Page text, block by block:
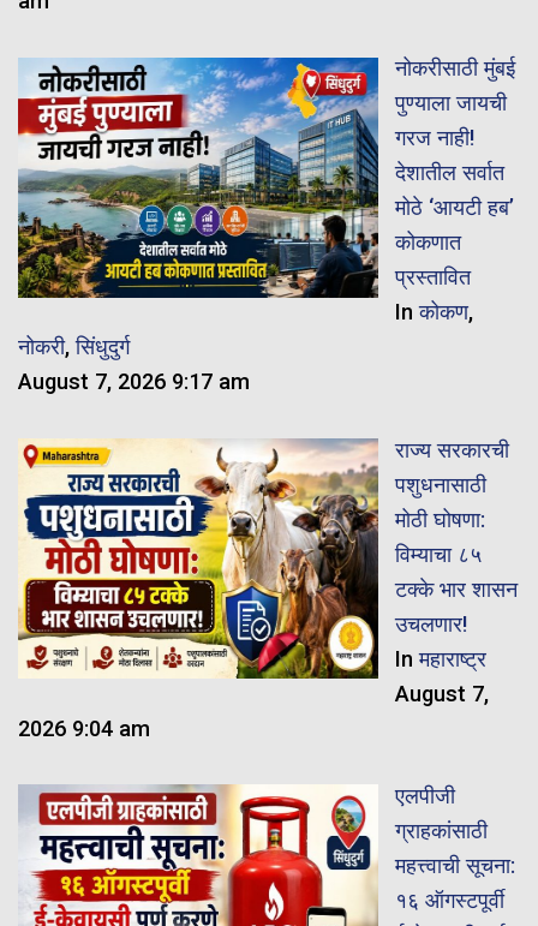
नोकरीसाठी मुंबई
पुण्याला जायची
गरज नाही!
देशातील सर्वात
मोठे ‘आयटी हब’
कोकणात
प्रस्तावित
Inकोकण,
नोकरी,सिंधुदुर्ग
August 7, 2026 9:17 am
राज्य सरकारची
पशुधनासाठी
मोठी घोषणा:
विम्याचा ८५
टक्के भार शासन
उचलणार!
Inमहाराष्ट्र
August 7,
2026 9:04 am
एलपीजी
ग्राहकांसाठी
महत्त्वाची सूचना:
१६ ऑगस्टपूर्वी